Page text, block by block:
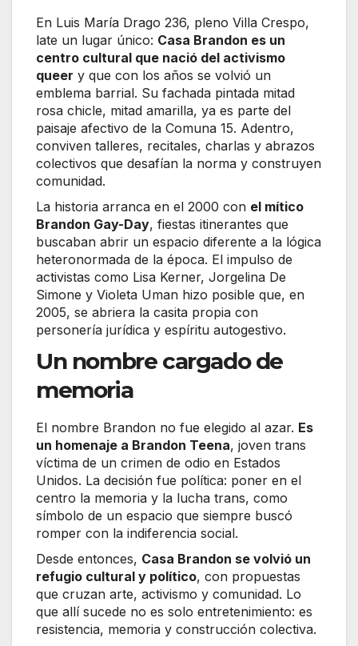
En Luis María Drago 236, pleno Villa Crespo,
late un lugar único: Casa Brandon es un
centro cultural que nació del activismo
queer y que con los años se volvió un
emblema barrial. Su fachada pintada mitad
rosa chicle, mitad amarilla, ya es parte del
paisaje afectivo de la Comuna 15. Adentro,
conviven talleres, recitales, charlas y abrazos
colectivos que desafían la norma y construyen
comunidad.
La historia arranca en el 2000 con el mítico
Brandon Gay-Day, fiestas itinerantes que
buscaban abrir un espacio diferente a la lógica
heteronormada de la época. El impulso de
activistas como Lisa Kerner, Jorgelina De
Simone y Violeta Uman hizo posible que, en
2005, se abriera la casita propia con
personería jurídica y espíritu autogestivo.
Un nombre cargado de
memoria
El nombre Brandon no fue elegido al azar. Es
un homenaje a Brandon Teena, joven trans
víctima de un crimen de odio en Estados
Unidos. La decisión fue política: poner en el
centro la memoria y la lucha trans, como
símbolo de un espacio que siempre buscó
romper con la indiferencia social.
Desde entonces, Casa Brandon se volvió un
refugio cultural y político, con propuestas
que cruzan arte, activismo y comunidad. Lo
que allí sucede no es solo entretenimiento: es
resistencia, memoria y construcción colectiva.